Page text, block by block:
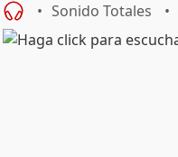
Sonido Totales